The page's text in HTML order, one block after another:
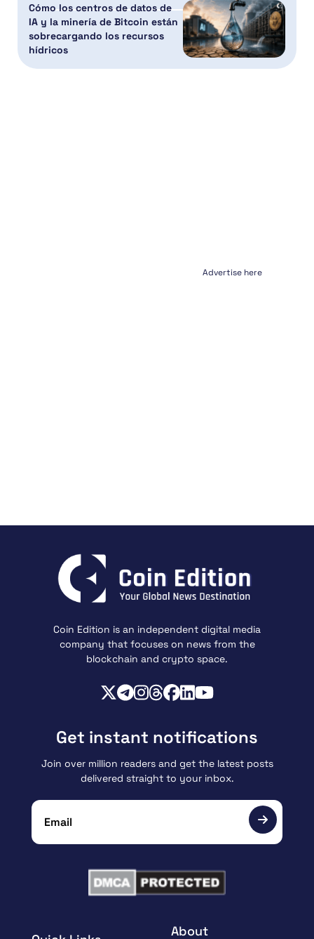
Cómo los centros de datos de
IA y la minería de Bitcoin están
sobrecargando los recursos
hídricos
Advertise here
Coin Edition is an independent digital media
company that focuses on news from the
blockchain and crypto space.
About
Get instant notifications
Join over million readers and get the latest posts
delivered straight to your inbox.